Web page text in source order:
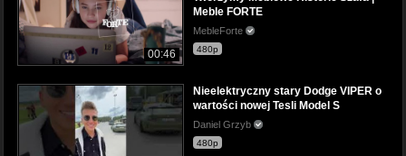
00:46
Meble FORTE
MebleForte
480p
Nieelektryczny stary Dodge VIPER o
wartości nowej Tesli Model S
Daniel Grzyb
480p